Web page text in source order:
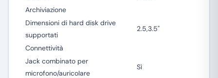
Archiviazione
Dimensioni di hard disk drive
supportati
2.5,3.5"
Connettività
Jack combinato per
microfono/auricolare
Sì